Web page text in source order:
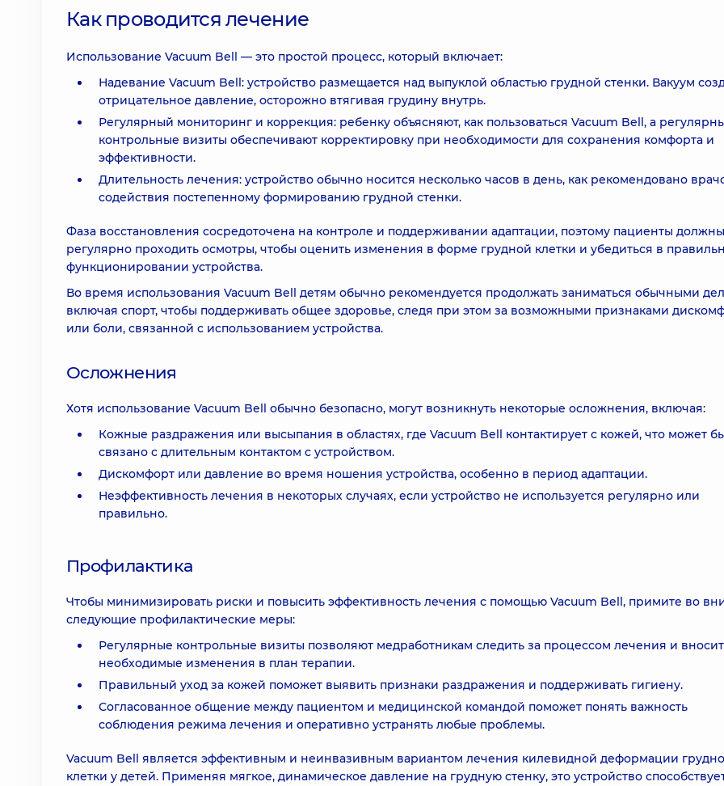
Как проводится лечение
Использование Vacuum Bell — это простой процесс, который включает:
Надевание Vacuum Bell: устройство размещается над выпуклой областью грудной стенки. Вакуум
отрицательное давление, осторожно втягивая грудину внутрь.
Регулярный мониторинг и коррекция: ребенку объясняют, как пользоваться Vacuum Bell, а
контрольные визиты обеспечивают корректировку при необходимости для сохранения комфорта и
эффективности.
Длительность лечения: устройство обычно носится несколько часов в день, как рекомендовано
содействия постепенному формированию грудной стенки.
Фаза восстановления сосредоточена на контроле и поддерживании адаптации, поэтому пациенты должны
регулярно проходить осмотры, чтобы оценить изменения в форме грудной клетки и убедиться в
функционировании устройства.
Во время использования Vacuum Bell детям обычно рекомендуется продолжать заниматься обычными
включая спорт, чтобы поддерживать общее здоровье, следя при этом за возможными признаками
или боли, связанной с использованием устройства.
Осложнения
Хотя использование Vacuum Bell обычно безопасно, могут возникнуть некоторые осложнения, включая:
Кожные раздражения или высыпания в областях, где Vacuum Bell контактирует с кожей, что может
связано с длительным контактом с устройством.
Дискомфорт или давление во время ношения устройства, особенно в период адаптации.
Неэффективность лечения в некоторых случаях, если устройство не используется регулярно или
правильно.
Профилактика
Чтобы минимизировать риски и повысить эффективность лечения с помощью Vacuum Bell, примите во
следующие профилактические меры:
Регулярные контрольные визиты позволяют медработникам следить за процессом лечения и
необходимые изменения в план терапии.
Правильный уход за кожей поможет выявить признаки раздражения и поддерживать гигиену.
Согласованное общение между пациентом и медицинской командой поможет понять важность
соблюдения режима лечения и оперативно устранять любые проблемы.
Vacuum Bell является эффективным и неинвазивным вариантом лечения килевидной деформации
клетки у детей. Применяя мягкое, динамическое давление на грудную стенку, это устройство